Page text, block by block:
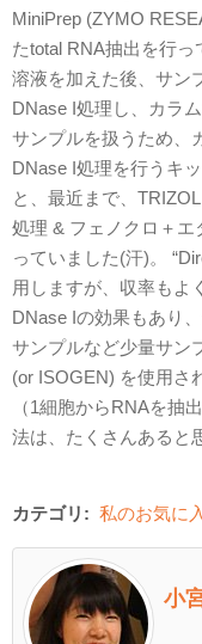
MiniPrep (ZYMO
たtotal RNA抽出を行っ
溶液を加えた後、サン
DNase I処理し、カラ
サンプルを扱うため、
DNase I処理を行うキ
と、最近まで、
処理 & フェノクロ＋
っていました(汗)。
用しますが、収率もよ
DNase Iの効果もあり
サンプルなど少量サン
(or ISOGEN) を使用さ
（1細胞からRNAを抽
法は、たくさんあると
カテゴリ: 私のお気に
小